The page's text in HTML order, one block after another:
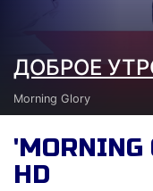
ДОБРОЕ
Morning Glory
'MORNING
HD